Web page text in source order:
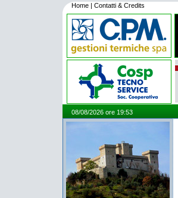
Home | Contatti & Credits
08/08/2026 ore 19:53